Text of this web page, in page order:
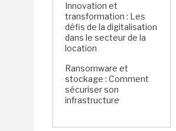
Innovation et
transformation : Les
défis de la digitalisation
dans le secteur de la
location
Ransomware et
stockage : Comment
sécuriser son
infrastructure